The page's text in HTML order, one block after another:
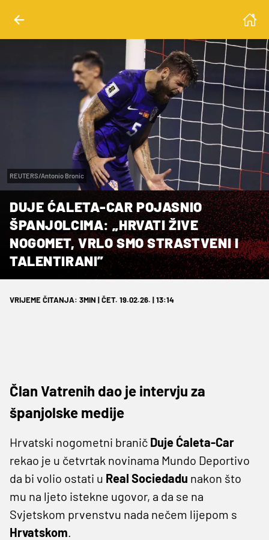
REUTERS/Antonio Bronic
DUJE ĆALETA-CAR POJASNIO
ŠPANJOLCIMA: „HRVATI ŽIVE
NOGOMET, VRLO SMO STRASTVENI I
TALENTIRANI”
VRIJEME ČITANJA: 3MIN | ČET. 19.02.26. | 13:14
Član Vatrenih dao je intervju za
španjolske medije
Hrvatski nogometni branič Duje Ćaleta-Car
rekao je u četvrtak novinama Mundo Deportivo
da bi volio ostati u Real Sociedadu nakon što
mu na ljeto istekne ugovor, a da se na
Svjetskom prvenstvu nada nečem lijepom s
Hrvatskom.